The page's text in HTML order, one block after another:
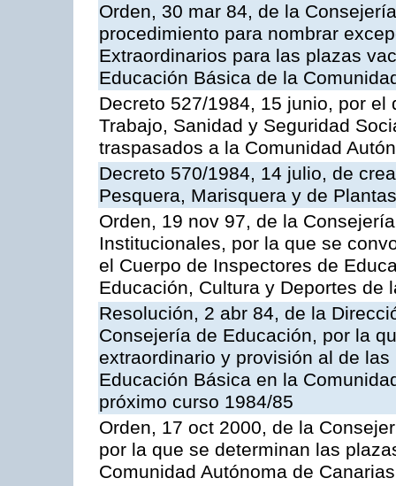
Orden, 30 mar 84, de la
procedimiento para nombrar
Extraordinarios para las plazas
Educación Básica de la
Decreto 527/1984, 15 junio, por
Trabajo, Sanidad y Seguridad
traspasados a la Comunidad
Decreto 570/1984, 14 julio, de
Pesquera, Marisquera y de
Orden, 19 nov 97, de la
Institucionales, por la que se
el Cuerpo de Inspectores de
Educación, Cultura y Deportes de
Resolución, 2 abr 84, de la
Consejería de Educación, por la
extraordinario y provisión al de
Educación Básica en la
próximo curso 1984/85
Orden, 17 oct 2000, de la
por la que se determinan las
Comunidad Autónoma de Canarias